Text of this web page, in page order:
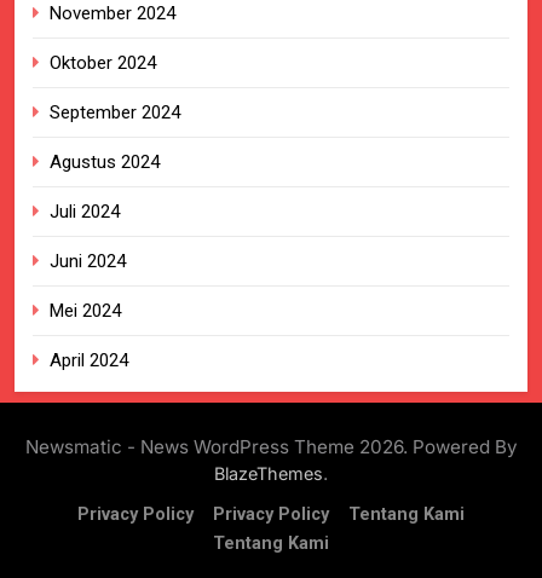
November 2024
Oktober 2024
September 2024
Agustus 2024
Juli 2024
Juni 2024
Mei 2024
April 2024
Newsmatic - News WordPress Theme 2026. Powered By
BlazeThemes.
Privacy Policy Privacy Policy
Tentang Kami
Tentang Kami